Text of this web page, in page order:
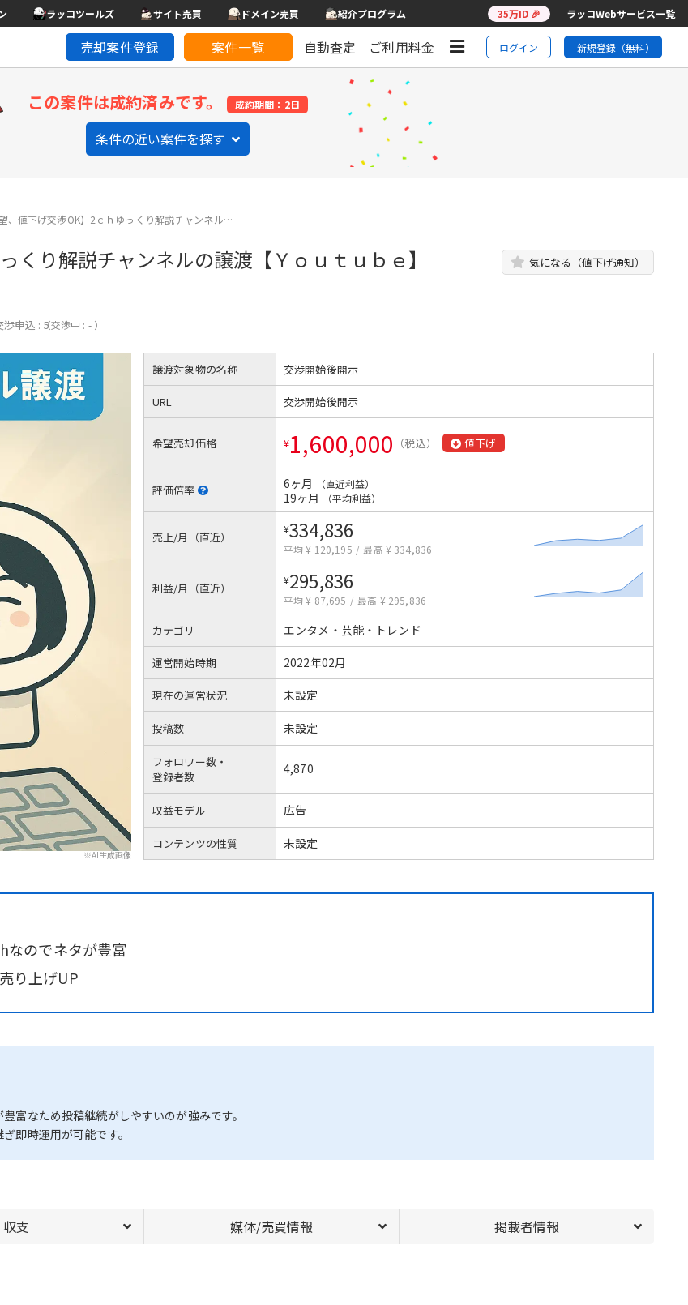
ラッコツールズ サイト売買 ドメイン売買 紹介プログラム 35万ID 🎉 ラッコWebサービス一覧
売却案件登録 案件一覧 自動査定 ご利用料金 ログイン 新規登録（無料）
この案件は成約済みです。 成約期間：2日
条件の近い案件を探す
望、値下げ交渉OK】2ｃｈゆっくり解説チャンネル…
くり解説チャンネルの譲渡【Ｙｏｕｔｕｂｅ】 気になる（値下げ通知）
渉申込 : 5
（交渉中 : - ）
※AI生成画像
譲渡対象物の名称 交渉開始後開示
URL 交渉開始後開示
希望売却価格 ¥1,600,000 （税込） 値下げ
評価倍率 6ヶ月 （直近利益）
19ヶ月 （平均利益）
売上/月（直近）
¥334,836
平均 ¥ 120,195 / 最高 ¥ 334,836
利益/月（直近）
¥295,836
平均 ¥ 87,695 / 最高 ¥ 295,836
カテゴリ エンタメ・芸能・トレンド
運営開始時期 2022年02月
現在の運営状況 未設定
投稿数 未設定
フォロワー数・
登録者数
4,870
収益モデル 広告
コンテンツの性質 未設定
なのでネタが豊富
り上げUP
富なため投稿継続がしやすいのが強みです。
即時運用が可能です。
収支 媒体/売買情報 掲載者情報